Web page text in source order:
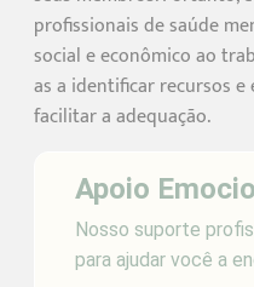
profissionais de saúde
social e econômico ao
as a identificar recursos
facilitar a adequação.
Apoio
Nosso suporte
para ajudar você a